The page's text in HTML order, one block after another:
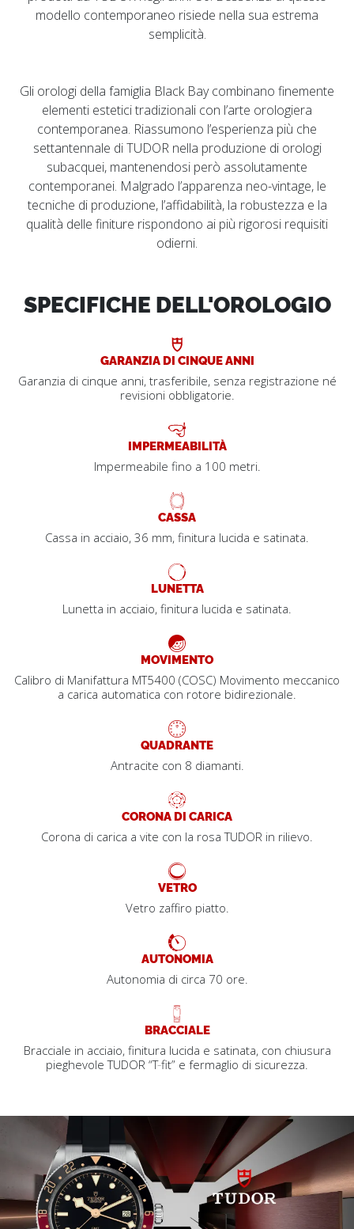
modello contemporaneo risiede nella sua estrema
semplicità.
Gli orologi della famiglia Black Bay combinano finemente
elementi estetici tradizionali con l’arte orologiera
contemporanea. Riassumono l’esperienza più che
settantennale di TUDOR nella produzione di orologi
subacquei, mantenendosi però assolutamente
contemporanei. Malgrado l’apparenza neo-vintage, le
tecniche di produzione, l’affidabilità, la robustezza e la
qualità delle finiture rispondono ai più rigorosi requisiti
odierni.
SPECIFICHE DELL'OROLOGIO
GARANZIA DI CINQUE ANNI
Garanzia di cinque anni, trasferibile, senza registrazione né
revisioni obbligatorie.
IMPERMEABILITÀ
Impermeabile fino a 100 metri.
CASSA
Cassa in acciaio, 36 mm, finitura lucida e satinata.
LUNETTA
Lunetta in acciaio, finitura lucida e satinata.
MOVIMENTO
Calibro di Manifattura MT5400 (COSC) Movimento meccanico
a carica automatica con rotore bidirezionale.
QUADRANTE
Antracite con 8 diamanti.
CORONA DI CARICA
Corona di carica a vite con la rosa TUDOR in rilievo.
VETRO
Vetro zaffiro piatto.
AUTONOMIA
Autonomia di circa 70 ore.
BRACCIALE
Bracciale in acciaio, finitura lucida e satinata, con chiusura
pieghevole TUDOR “T‑fit” e fermaglio di sicurezza.